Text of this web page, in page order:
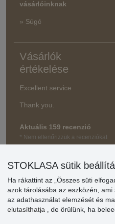
vásárlóinknak
» Súgó
Vásárlók
értékelése
Excellent service
Thank you.
Aktuális 159 recenzió
* Nem ellenőrizzük a recenziókat
STOKLASA sütik
Ha rákattint az „Összes süti
azok tárolásába az eszközén, ami
az adathasználat elemzését és
elutasíthatja
, de örülünk, ha